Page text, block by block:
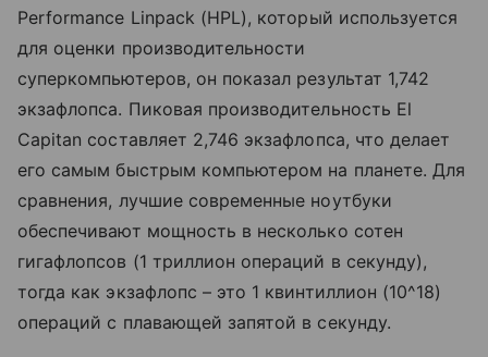
Performance Linpack (HPL), который используется
для оценки производительности
суперкомпьютеров, он показал результат 1,742
экзафлопса. Пиковая производительность El
Capitan составляет 2,746 экзафлопса, что делает
его самым быстрым компьютером на планете. Для
сравнения, лучшие современные ноутбуки
обеспечивают мощность в несколько сотен
гигафлопсов (1 триллион операций в секунду),
тогда как экзафлопс – это 1 квинтиллион (10^18)
операций с плавающей запятой в секунду.